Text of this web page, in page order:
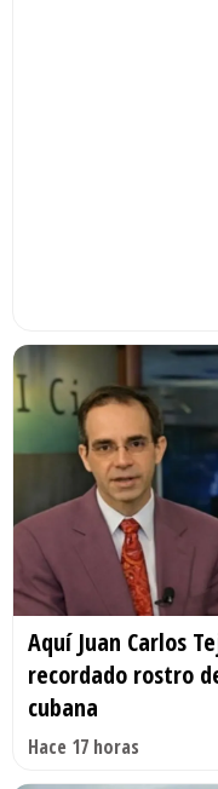
Aquí Juan Carlos
recordado rostro
cubana
Hace 17 horas